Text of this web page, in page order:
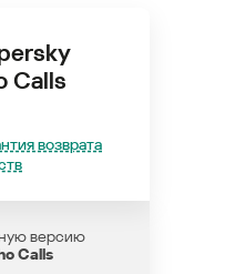
Calls
возврата
версию
Calls